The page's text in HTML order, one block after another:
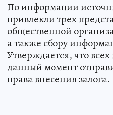
По информации
привлекли трех
общественной
а также сбору
Утверждается, что
данный момент
права внесения залога.